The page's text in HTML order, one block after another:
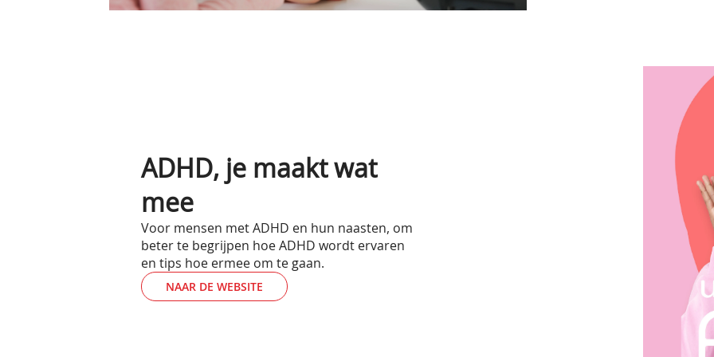
ADHD, je maakt wat
mee
Voor mensen met ADHD en hun naasten, om
beter te begrijpen hoe ADHD wordt ervaren
en tips hoe ermee om te gaan.
NAAR DE WEBSITE